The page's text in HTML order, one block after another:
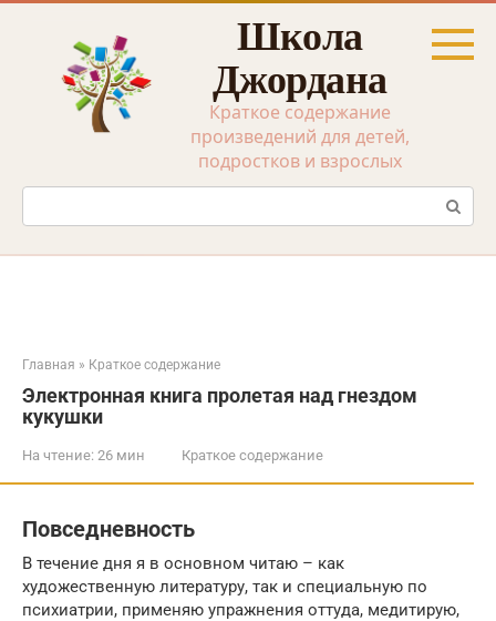
Перейти
Школа
Джордана
Краткое содержание
произведений для детей,
подростков и взрослых
Поиск:
Главная » Краткое содержание
Электронная книга пролетая над гнездом
кукушки
На чтение: 26 мин Краткое содержание
Повседневность
В течение дня я в основном читаю – как
художественную литературу, так и специальную по
психиатрии, применяю упражнения оттуда, медитирую,